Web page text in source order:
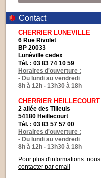
Contact
CHERRIER LUNEVILLE
6 Rue Rivolet
BP 20033
Lunéville cedex
Tél. : 03 83 74 10 59
Horaires d'ouverture :
- Du lundi au vendredi
8h à 12h - 13h30 à 18h
CHERRIER HEILLECOURT
2 allée des Tilleuls
54180 Heillecourt
Tél. : 03 83 57 57 00
Horaires d'ouverture :
- Du lundi au vendredi
8h à 12h - 13h30 à 18h
Pour plus d'informations: nous
contacter par email